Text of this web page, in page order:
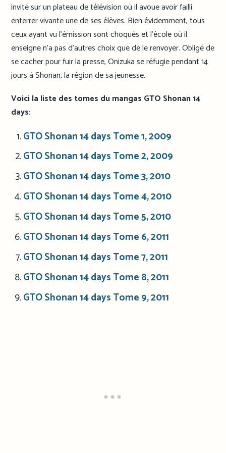
invité sur un plateau de télévision où il avoue avoir failli
enterrer vivante une de ses élèves. Bien évidemment, tous
ceux ayant vu l’émission sont choqués et l’école où il
enseigne n’a pas d’autres choix que de le renvoyer. Obligé de
se cacher pour fuir la presse, Onizuka se réfugie pendant 14
jours à Shonan, la région de sa jeunesse.
Voici la liste des tomes du mangas GTO Shonan 14
days:
GTO Shonan 14 days Tome 1, 2009
GTO Shonan 14 days Tome 2, 2009
GTO Shonan 14 days Tome 3, 2010
GTO Shonan 14 days Tome 4, 2010
GTO Shonan 14 days Tome 5, 2010
GTO Shonan 14 days Tome 6, 2011
GTO Shonan 14 days Tome 7, 2011
GTO Shonan 14 days Tome 8, 2011
GTO Shonan 14 days Tome 9, 2011